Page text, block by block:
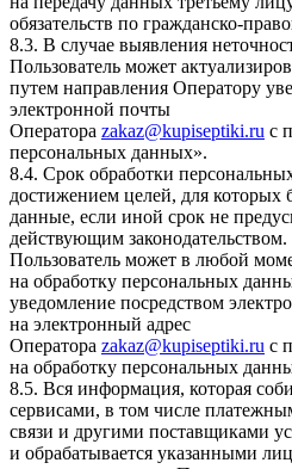
обязательств по гражданско-
8.3. В случае выявления
Пользователь может
путем направления Оператору
электронной почты
Оператора zakaz@kupiseptiki.ru с
персональных данных».
8.4. Срок обработки
достижением целей, для
данные, если иной срок не
действующим законодательством.
Пользователь может в любой
на обработку персональных
уведомление посредством
на электронный адрес
Оператора zakaz@kupiseptiki.ru с
на обработку персональных
8.5. Вся информация, которая
сервисами, в том числе
связи и другими поставщиками
и обрабатывается указанными